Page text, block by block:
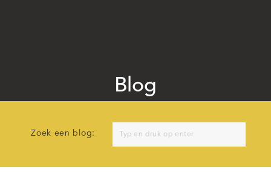
Blog
Zoek een blog:
Search
for: